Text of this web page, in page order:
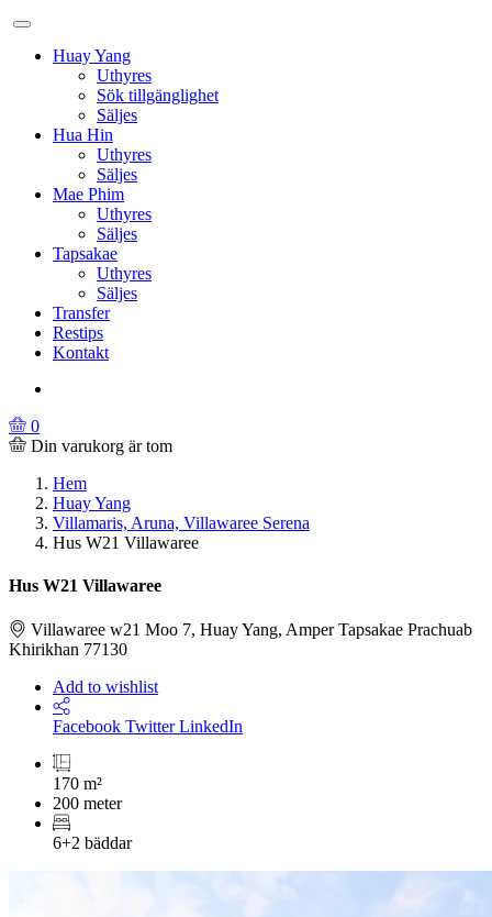
Huay Yang
Uthyres
Sök tillgänglighet
Säljes
Hua Hin
Uthyres
Säljes
Mae Phim
Uthyres
Säljes
Tapsakae
Uthyres
Säljes
Transfer
Restips
Kontakt
0
Din varukorg är tom
Hem
Huay Yang
Villamaris, Aruna, Villawaree Serena
Hus W21 Villawaree
Hus W21 Villawaree
Villawaree w21 Moo 7, Huay Yang, Amper Tapsakae Prachuab
Khirikhan 77130
Add to wishlist
Facebook TwitterLinkedIn
170 m²
200 meter
6+2 bäddar